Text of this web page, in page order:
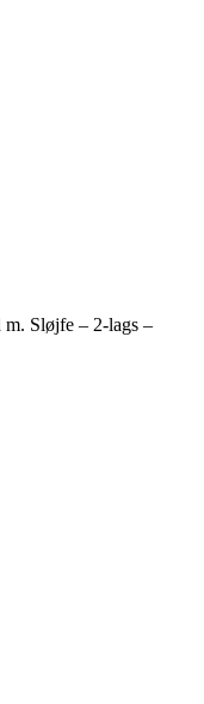
m. Sløjfe – 2-lags –